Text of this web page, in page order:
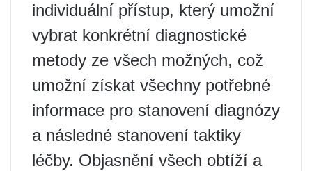
individuální přístup, který umožní
vybrat konkrétní diagnostické
metody ze všech možných, což
umožní získat všechny potřebné
informace pro stanovení diagnózy
a následné stanovení taktiky
léčby. Objasnění všech obtíží a